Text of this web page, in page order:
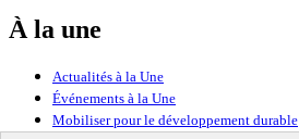
À la une
Actualités à la Une
Événements à la Une
Mobiliser pour le développement durable